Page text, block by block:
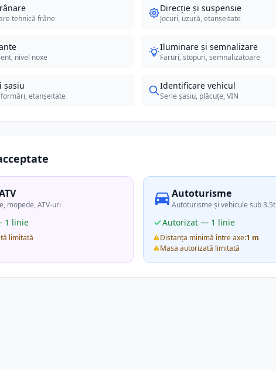
tehnică frâne
Direcție și suspensie
Jocuri, uzură, etanșeitate
nivel noxe
Iluminare și semnalizare
Faruri, stopuri, semnalizatoare
șasiu
etanșeitate
Identificare vehicul
Serie șasiu, plăcuțe, VIN
mopede, ATV-uri
1 linie
limitată
Autoturisme
Autoturisme și vehicule sub 3.5t
Autorizat — 1 linie
Distanța minimă între axe:1 m
Masa autorizată limitată